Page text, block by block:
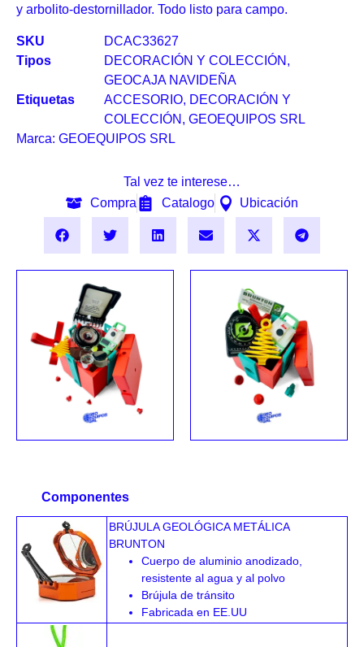
y arbolito-destornillador. Todo listo para campo.
SKU
DCAC33627
Tipos
DECORACIÓN Y COLECCIÓN ,
GEOCAJA NAVIDEÑA
Etiquetas
ACCESORIO, DECORACIÓN Y
COLECCIÓN , GEOEQUIPOS SRL
Marca: GEOEQUIPOS SRL
Tal vez te interese…
Compra
Catalogo Ubicación
GEOCAJA NAVIDEÑA –
EDICIÓN ESTÁNDAR
1,989.00
GEOCAJA NAVIDEÑA –
EDICIÓN MINI
Bs.289.00
Componentes
BRÚJULA GEOLÓGICA METÁLICA
BRUNTON
Cuerpo de aluminio anodizado,
resistente al agua y al polvo
Brújula de tránsito
Fabricada en EE.UU